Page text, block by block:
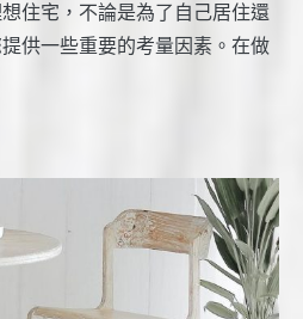
住宅，不論是為了自己居住還
供一些重要的考量因素。在做